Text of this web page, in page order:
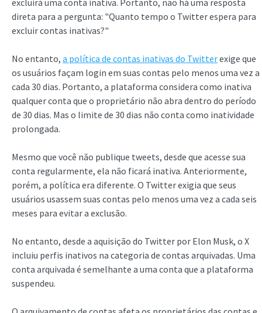
excluirá uma conta inativa. Portanto, não há uma resposta
direta para a pergunta: "Quanto tempo o Twitter espera para
excluir contas inativas?"
No entanto, a política de contas inativas do Twitterexige que
os usuários façam login em suas contas pelo menos uma vez a
cada 30 dias. Portanto, a plataforma considera como inativa
qualquer conta que o proprietário não abra dentro do período
de 30 dias. Mas o limite de 30 dias não conta como inatividade
prolongada.
Mesmo que você não publique tweets, desde que acesse sua
conta regularmente, ela não ficará inativa. Anteriormente,
porém, a política era diferente. O Twitter exigia que seus
usuários usassem suas contas pelo menos uma vez a cada seis
meses para evitar a exclusão.
No entanto, desde a aquisição do Twitter por Elon Musk, o X
incluiu perfis inativos na categoria de contas arquivadas. Uma
conta arquivada é semelhante a uma conta que a plataforma
suspendeu.